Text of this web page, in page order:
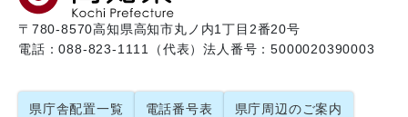
〒780-8570高知県高知市丸ノ内1丁目2番20号
電話：088-823-1111（代表）法人番号：5000020390003
県庁舎配置一覧 電話番号表 県庁周辺のご案内